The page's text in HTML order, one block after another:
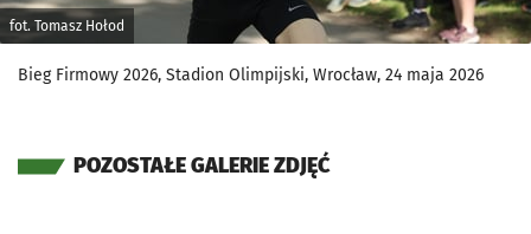
fot. Tomasz Hołod
Bieg Firmowy 2026, Stadion Olimpijski, Wrocław, 24 maja 2026
POZOSTAŁE GALERIE ZDJĘĆ